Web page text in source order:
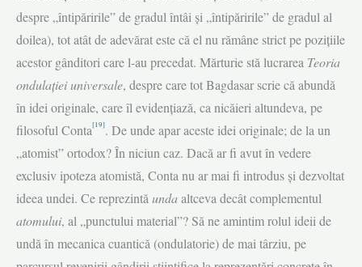
despre „întipăririle” de gradul întâi și „întipăririle” de gradul al
doilea), tot atât de adevărat este că el nu rămâne strict pe pozițiile
acestor gânditori care l-au precedat. Mărturie stă lucrarea Teoria
ondulației universale, despre care tot Bagdasar scrie că abundă
în idei originale, care îl evidențiază, ca nicăieri altundeva, pe
filosoful Conta[19]. De unde apar aceste idei originale; de la un
„atomist” ortodox? În niciun caz. Dacă ar fi avut în vedere
exclusiv ipoteza atomistă, Conta nu ar mai fi introdus și dezvoltat
ideea undei. Ce reprezintă undaaltceva decât complementul
atomului, al „punctului material”? Să ne amintim rolul ideii de
undă în mecanica cuantică (ondulatorie) de mai târziu, pe